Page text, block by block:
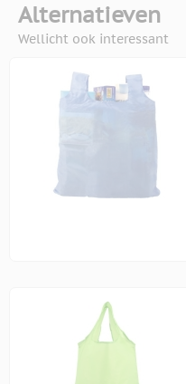
Alternatieven
Wellicht ook interessant